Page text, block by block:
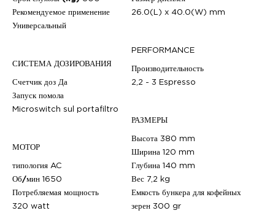
Рекомендуемое применение
Универсальный
СИСТЕМА ДОЗИРОВАНИЯ
Счетчик доз Да
Запуск помола
Microswitch sul portafiltro
МОТОР
типология AC
Об/мин 1650
Потребляемая мощность
320 watt
26.0(L) x 40.0(W) mm
PERFORMANCE
Производительность
2,2 - 3 Espresso
РАЗМЕРЫ
Высота 380 mm
Ширина 120 mm
Глубина 140 mm
Вес 7,2 kg
Емкость бункера для кофейных
зерен 300 gr